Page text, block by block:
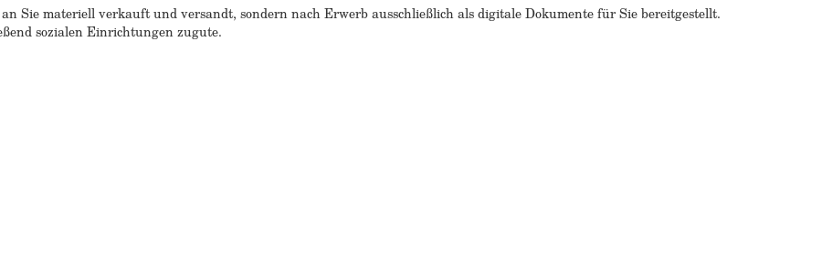
Sie materiell verkauft und versandt, sondern nach Erwerb ausschließlich als digitale Dokumente für Sie bereitgestellt.
sozialen Einrichtungen zugute.